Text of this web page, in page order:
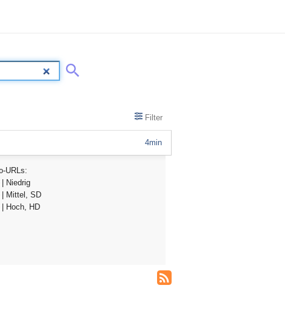
Filter
4min
URLs:
Niedrig
Mittel, SD
Hoch, HD